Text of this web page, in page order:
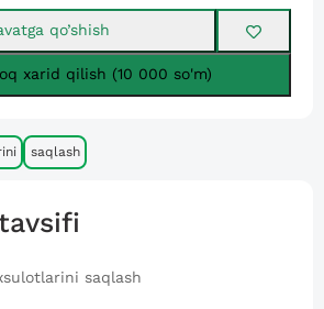
qo’shish
xarid qilish (10 000 so'm)
saqlash
saqlash